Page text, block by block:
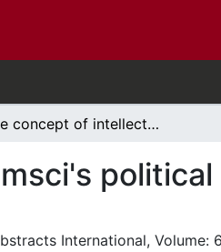
The concept of intellectuals in Gramsci's political theory.
International, Volume: